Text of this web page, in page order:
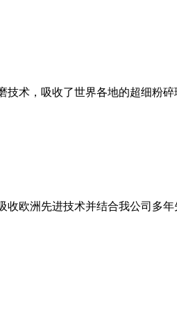
术，吸收了世界各地的超细粉
欧洲先进技术并结合我公司多